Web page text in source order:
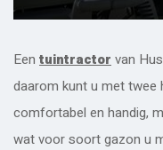
Een tuintractor van
daarom kunt u met twee
comfortabel en handig,
wat voor soort gazon u